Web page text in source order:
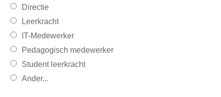
Directie
Leerkracht
IT-Medewerker
Pedagogisch medewerker
Student leerkracht
Ander...